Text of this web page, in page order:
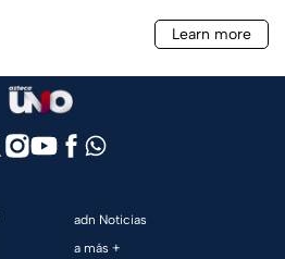
adn Noticias
a más +